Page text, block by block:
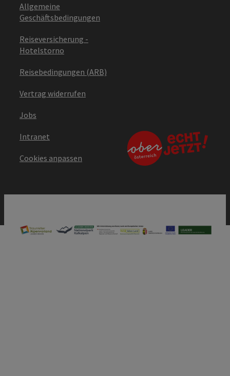
Allgemeine
Geschäftsbedingungen
Reiseversicherung -
Hotelstorno
Reisebedingungen (ARB)
Vertrag widerrufen
Jobs
Intranet
Cookies anpassen